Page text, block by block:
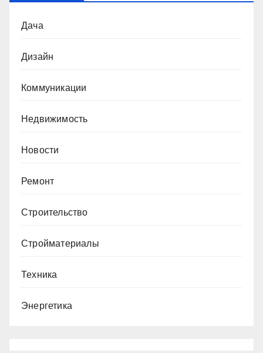
Дача
Дизайн
Коммуникации
Недвижимость
Новости
Ремонт
Строительство
Стройматериалы
Техника
Энергетика